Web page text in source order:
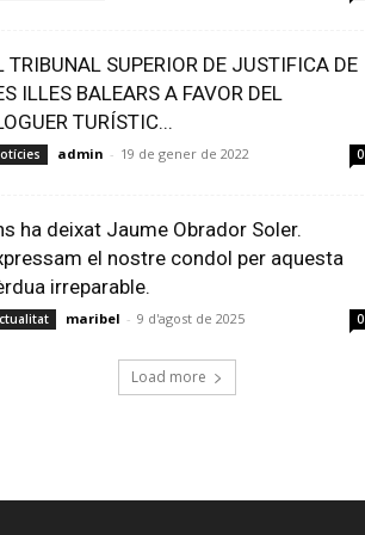
TRIBUNAL SUPERIOR DE JUSTIFICA DE
ILLES BALEARS A FAVOR DEL
TURÍSTIC...
admin - 19 de gener de 2022 0
ha deixat Jaume Obrador Soler.
el nostre condol per aquesta
irreparable.
maribel - 9 d'agost de 2025 0
Load more